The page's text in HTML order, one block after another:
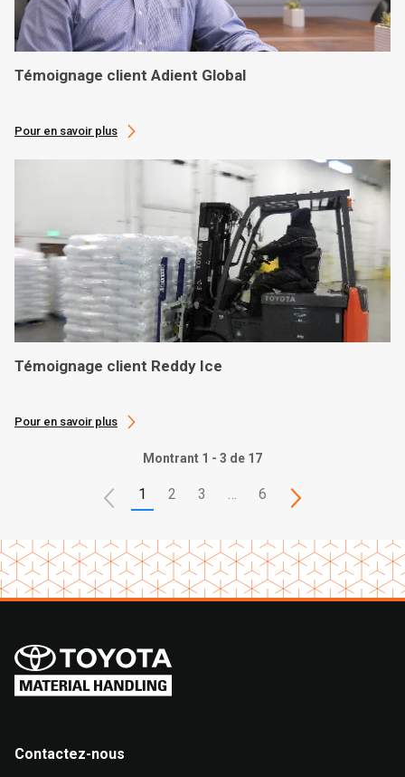
Témoignage client Adient Global
Pour en savoir plus
Témoignage client Reddy Ice
Pour en savoir plus
Montrant 1 - 3 de 17
1 2 3 … 6
Contactez-nous